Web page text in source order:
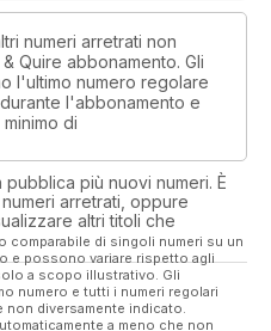
numeri arretrati non
Quire abbonamento. Gli
l'ultimo numero regolare
l'abbonamento e
di
più nuovi numeri. È
arretrati, oppure
altri titoli che
di singoli numeri su un
e possono variare rispetto agli
a scopo illustrativo. Gli
numero e tutti i numeri regolari
non diversamente indicato.
a meno che non